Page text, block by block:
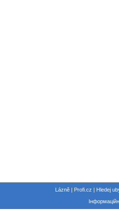
Lázně | Profi.cz | Hledej